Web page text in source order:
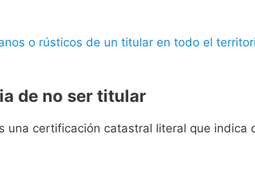
o rústicos de un titular en todo el
de no ser titular
certificación catastral literal que indica